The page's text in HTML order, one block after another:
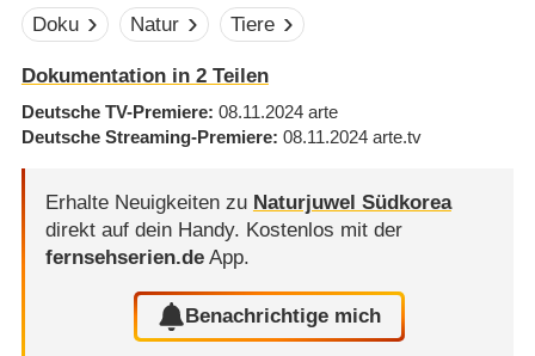
Doku Natur Tiere
Dokumentation in 2 Teilen
Deutsche TV-Premiere 08.11.2024 arte
Deutsche Streaming-Premiere 08.11.2024 arte.tv
Erhalte Neuigkeiten zu Naturjuwel Südkorea
direkt auf dein Handy. Kostenlos mit der
fernsehserien.deApp.
Benachrichtige mich